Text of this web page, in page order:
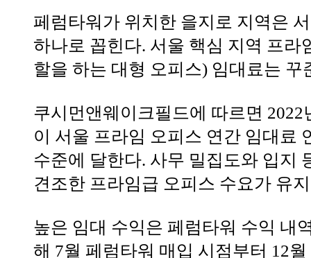
페럼타워가 위치한 을지로 지역은
하나로 꼽힌다. 서울 핵심 지역 프라
할을 하는 대형 오피스) 임대료는 꾸
쿠시먼앤웨이크필드에 따르면 2022
이 서울 프라임 오피스 연간 임대료
수준에 달한다. 사무 밀집도와 입지
견조한 프라임급 오피스 수요가 유
높은 임대 수익은 페럼타워 수익 내
해 7월 페럼타워 매입 시점부터 12